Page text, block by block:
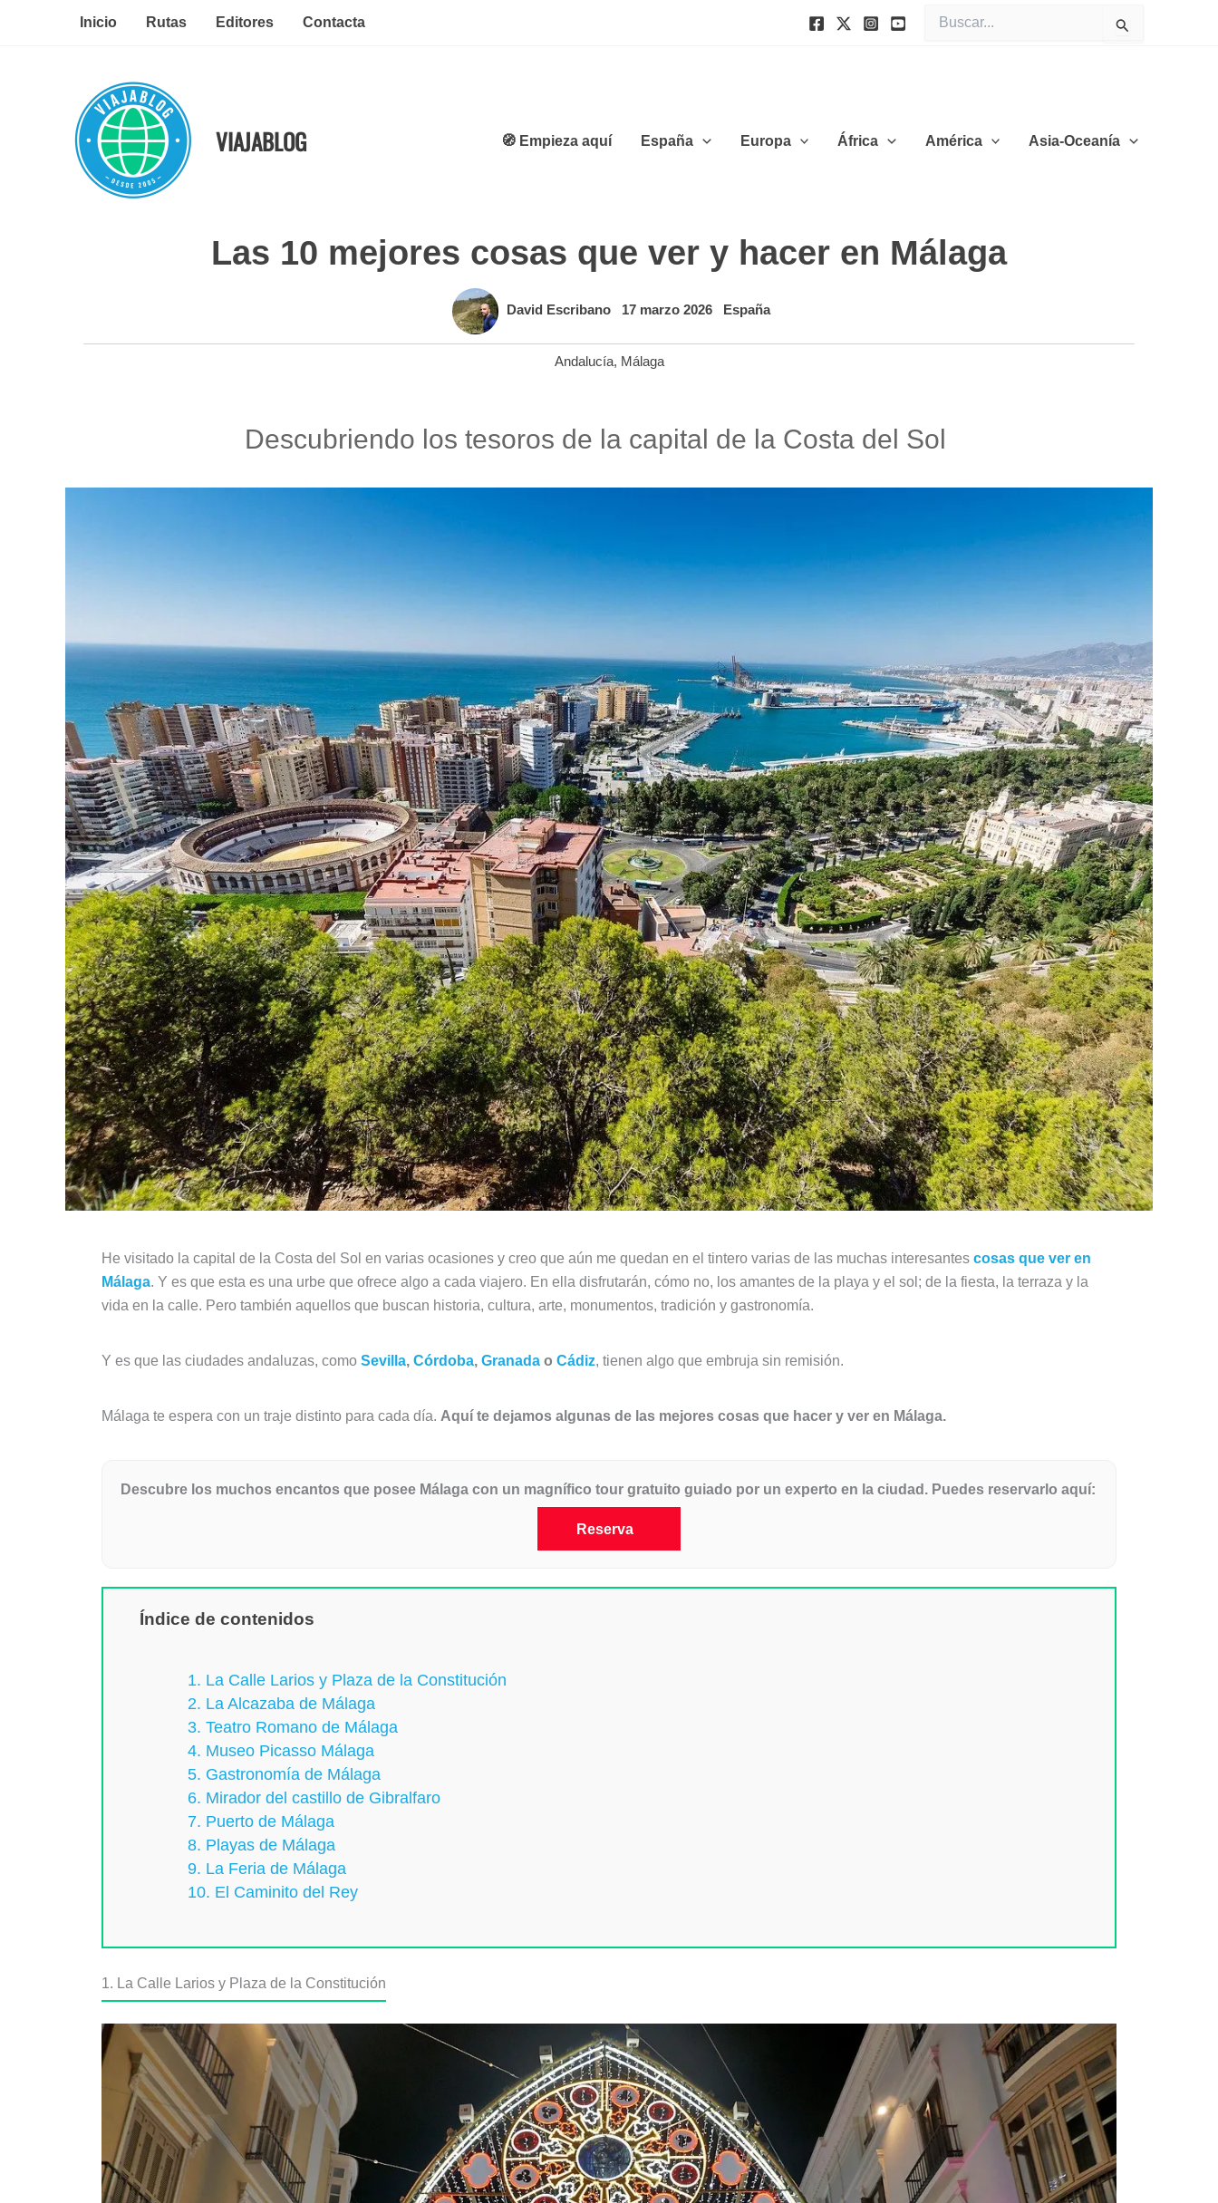
Inicio Rutas Editores Contacta
por:
VIAJABLOG 🧭 Empieza aquí España Europa África América Asia-Oceanía
Las 10 mejores cosas que ver y hacer en Málaga
David Escribano 17 marzo 2026 España
Andalucía, Málaga
Descubriendo los tesoros de la capital de la Costa del Sol
He visitado la capital de la Costa del Sol en varias ocasiones y creo que aún me quedan en el tintero varias de las muchas interesantes cosas que ver en
Málaga. Y es que esta es una urbe que ofrece algo a cada viajero. En ella disfrutarán, cómo no, los amantes de la playa y el sol; de la fiesta, la terraza y la
vida en la calle. Pero también aquellos que buscan historia, cultura, arte, monumentos, tradición y gastronomía.
Y es que las ciudades andaluzas, como Sevilla, Córdoba, Granada o Cádiz, tienen algo que embruja sin remisión.
Málaga te espera con un traje distinto para cada día. Aquí te dejamos algunas de las mejores cosas que hacer y ver en Málaga.
Descubre los muchos encantos que posee Málaga con un magnífico tour gratuito guiado por un experto en la ciudad. Puedes reservarlo aquí:
Reserva
Índice de contenidos
1. La Calle Larios y Plaza de la Constitución
2. La Alcazaba de Málaga
3. Teatro Romano de Málaga
4. Museo Picasso Málaga
5. Gastronomía de Málaga
6. Mirador del castillo de Gibralfaro
7. Puerto de Málaga
8. Playas de Málaga
9. La Feria de Málaga
10. El Caminito del Rey
1. La Calle Larios y Plaza de la Constitución